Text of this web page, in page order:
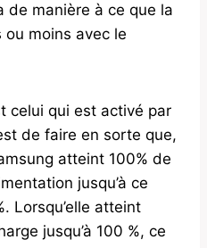
de manière à ce que la
moins avec le
celui qui est activé par
de faire en sorte que,
atteint 100% de
jusqu’à ce
Lorsqu’elle atteint
jusqu’à 100 %, ce